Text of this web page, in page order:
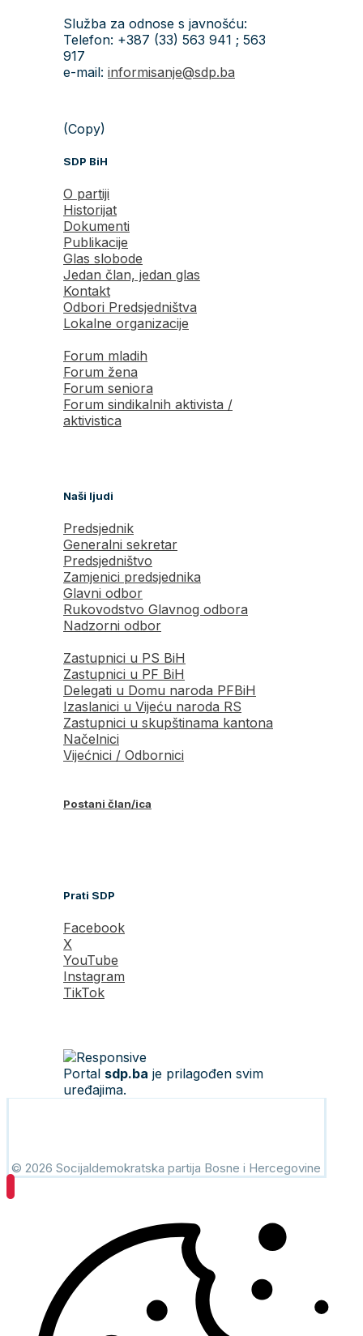
Služba za odnose s javnošću:
Telefon: +387 (33) 563 941 ; 563
917
e-mail: informisanje@sdp.ba
(Copy)
SDP BiH
O partiji
Historijat
Dokumenti
Publikacije
Glas slobode
Jedan član, jedan glas
Kontakt
Odbori Predsjedništva
Lokalne organizacije
Forum mladih
Forum žena
Forum seniora
Forum sindikalnih aktivista /
aktivistica
Naši ljudi
Predsjednik
Generalni sekretar
Predsjedništvo
Zamjenici predsjednika
Glavni odbor
Rukovodstvo Glavnog odbora
Nadzorni odbor
Zastupnici u PS BiH
Zastupnici u PF BiH
Delegati u Domu naroda PFBiH
Izaslanici u Vijeću naroda RS
Zastupnici u skupštinama kantona
Načelnici
Vijećnici / Odbornici
Postani član/ica
Prati SDP
Facebook
X
YouTube
Instagram
TikTok
Portal sdp.ba je prilagođen svim
uređajima.
© 2026 Socijaldemokratska partija Bosne i Hercegovine